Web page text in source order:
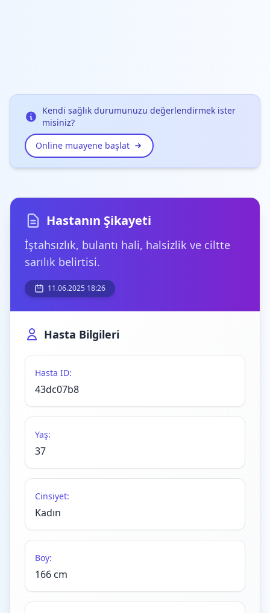
Kendi sağlık durumunuzu değerlendirmek ister
misiniz?
Online muayene başlat
Hastanın Şikayeti
İştahsızlık, bulantı hali, halsizlik ve ciltte
sarılık belirtisi.
11.06.2025 18:26
Hasta Bilgileri
Hasta ID:
43dc07b8
Yaş:
37
Cinsiyet:
Kadın
Boy:
166 cm